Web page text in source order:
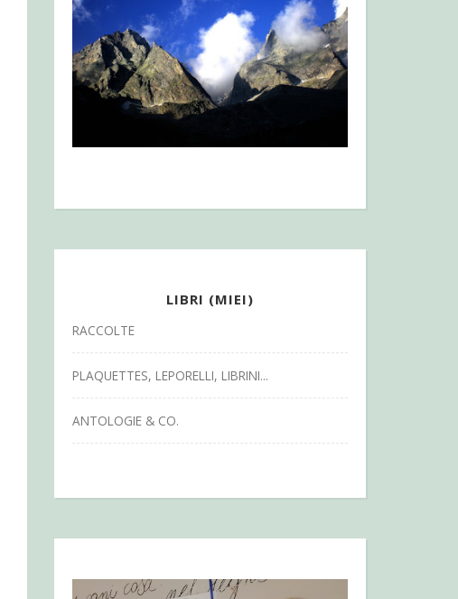
LIBRI (MIEI)
RACCOLTE
PLAQUETTES, LEPORELLI, LIBRINI...
ANTOLOGIE & CO.